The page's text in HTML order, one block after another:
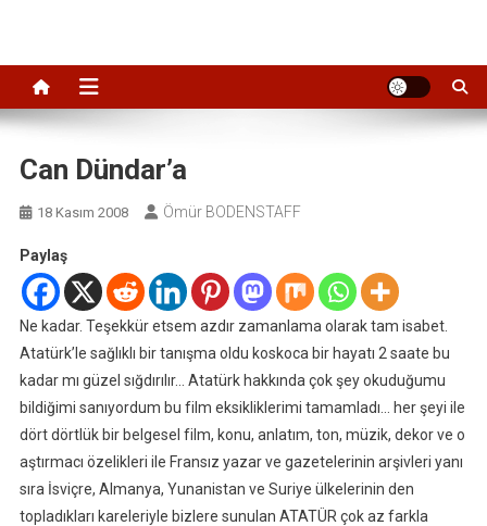
Can Dündar’a
18 Kasım 2008 Ömür BODENSTAFF
Paylaş
Ne kadar. Teşekkür etsem azdır zamanlama olarak tam isabet.
Atatürk’le sağlıklı bir tanışma oldu koskoca bir hayatı 2 saate bu
kadar mı güzel sığdırılır… Atatürk hakkında çok şey okuduğumu
bildiğimi sanıyordum bu film eksikliklerimi tamamladı… her şeyi ile
dört dörtlük bir belgesel film, konu, anlatım, ton, müzik, dekor ve o
aştırmacı özelikleri ile Fransız yazar ve gazetelerinin arşivleri yanı
sıra İsviçre, Almanya, Yunanistan ve Suriye ülkelerinin den
topladıkları kareleriyle bizlere sunulan ATATÜR çok az farkla